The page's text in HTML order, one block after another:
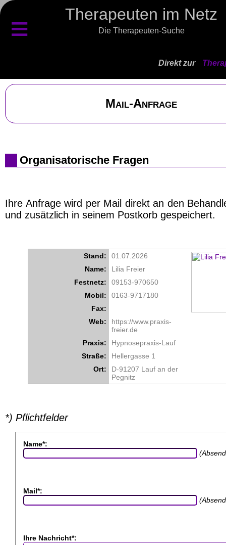
Therapeuten im Netz
Die Therapeuten-Suche
≡
Direkt zur
Mail-Anfrage
Organisatorische Fragen
Ihre Anfrage wird per Mail direkt an den
und zusätzlich in seinem Postkorb gespeichert.
Stand:
01.07.2026
Name:
Lilia Freier
Festnetz:
09153-970650
Mobil:
0163-9717180
Fax:
Web:
https://www.praxis-
freier.de
Praxis:
Hypnosepraxis-Lauf
Straße:
Hellergasse 1
Ort:
D-91207 Lauf an der
Pegnitz
*) Pflichtfelder
Name*:
Mail*:
Ihre Nachricht*: